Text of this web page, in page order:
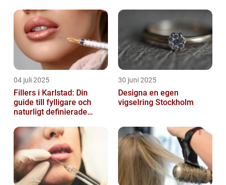
04 juli 2025
Fillers i Karlstad: Din
guide till fylligare och
naturligt definierade
30 juni 2025
Designa en egen
vigselring Stockholm